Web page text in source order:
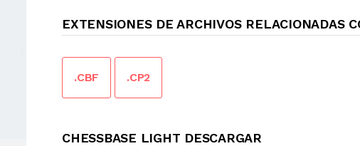
EXTENSIONES DE ARCHIVOS RELACIONADAS
.CBF .CP2
CHESSBASE LIGHT DESCARGAR